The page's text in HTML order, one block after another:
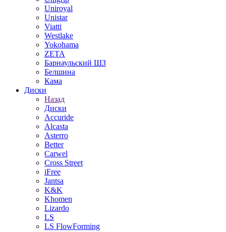
Uniroyal
Unistar
Viatti
Westlake
Yokohama
ZETA
Барнаульский ШЗ
Белшина
Кама
Диски
Назад
Диски
Accuride
Alcasta
Asterro
Better
Carwel
Cross Street
iFree
Jantsa
K&K
Khomen
Lizardo
LS
LS FlowForming